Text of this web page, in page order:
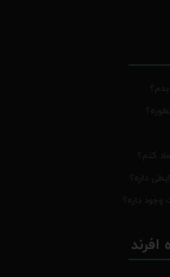
کنم؟
داره؟
وجود داره؟
افرند